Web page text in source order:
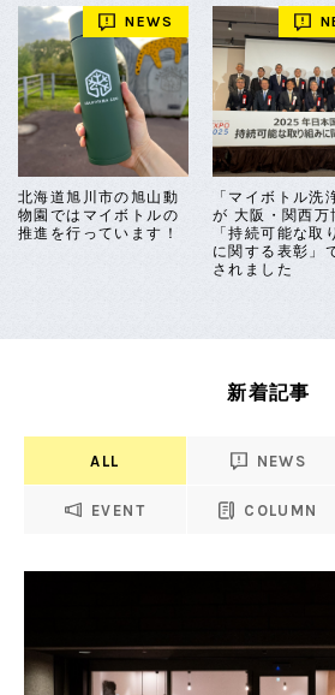
NEWS
北海道旭川市の旭山動
物園ではマイボトルの
推進を行っています！
「マイボトル洗
が 大阪・関西万
「持続可能な取
に関する表彰」
されました
新着記事
ALL NEWS
EVENT COLUMN